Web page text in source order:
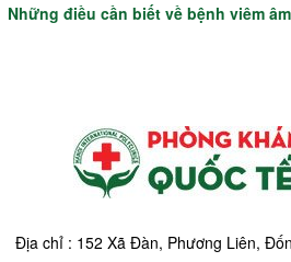
Những điều cần biết về bệnh viêm
Địa chỉ : 152 Xã Đàn, Phương Liên,